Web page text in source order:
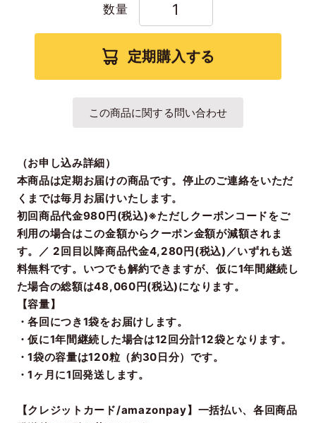
数量
定期購入する
この商品に関する問い合わせ
（お申し込み詳細）
本商品は定期お届けの商品です。停止のご連絡をいただ
くまでは毎月お届けいたします。
初回商品代金980円(税込)※ただしクーポンコードをご
利用の場合はこの金額からクーポン金額が減額されま
す。／ 2回目以降商品代金4,280円(税込)／いずれも送
料無料です。いつでも解約できますが、仮に1年間継続し
た場合の総額は48,060円(税込)になります。
【容量】
・各回につき1袋をお届けします。
・仮に1年間継続した場合は12回分計12袋となります。
・1袋の容量は120粒（約30日分）です。
・1ヶ月に1回発送します。
【クレジットカード/amazonpay】一括払い、各回商品